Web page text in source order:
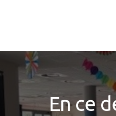
navigation
principale
principal
barre
latérale
principale
En ce